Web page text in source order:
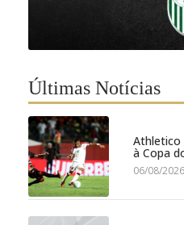
Últimas Notícias
Athletico
à Copa
06/08/2026